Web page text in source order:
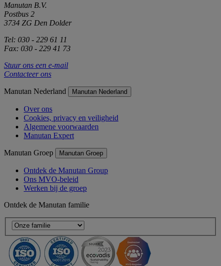
Manutan B.V.
Postbus 2
3734 ZG Den Dolder
Tel: 030 - 229 61 11
Fax: 030 - 229 41 73
Stuur ons een e-mail
Contacteer ons
Manutan Nederland Manutan Nederland
Over ons
Cookies, privacy en veiligheid
Algemene voorwaarden
Manutan Expert
Manutan Groep Manutan Groep
Ontdek de Manutan Group
Ons MVO-beleid
Werken bij de groep
Ontdek de Manutan familie